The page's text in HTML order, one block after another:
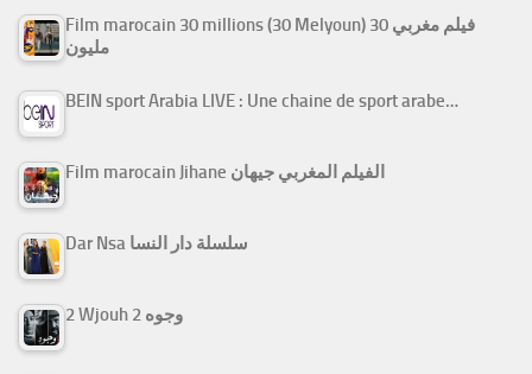
Film marocain 30 millions (30 Melyoun) فيلم مغربي 30
مليون
BEIN sport Arabia LIVE : Une chaine de sport arabe…
Film marocain Jihane الفيلم المغربي جيهان
Dar Nsa سلسلة دار النسا
2 Wjouh 2 وجوه